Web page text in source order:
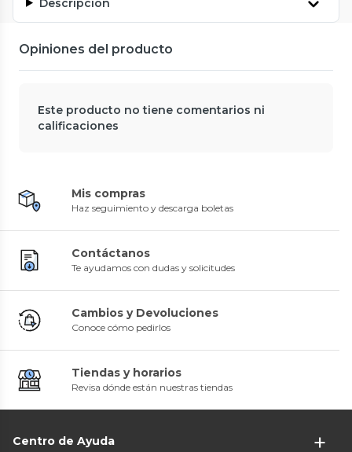
Opiniones del producto
Este producto no tiene comentarios ni
calificaciones
Mis compras
Haz seguimiento y descarga boletas
Contáctanos
Te ayudamos con dudas y solicitudes
Cambios y Devoluciones
Conoce cómo pedirlos
Tiendas y horarios
Revisa dónde están nuestras tiendas
Centro de Ayuda